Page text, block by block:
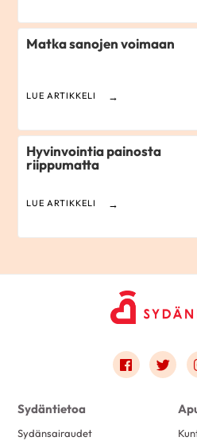
Matka sanojen voimaan
LUE ARTIKKELI
Hyvinvointia painosta
riippumatta
LUE ARTIKKELI
Link toLink
Sydäntietoa
Sydänsairaudet